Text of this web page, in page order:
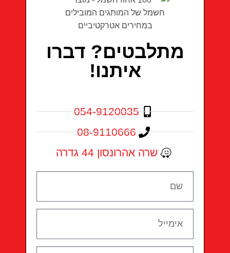
מתלבטים? דברו
איתנו!
054-9120035
08-9110666
שרה אהרונסון 44 גדרה